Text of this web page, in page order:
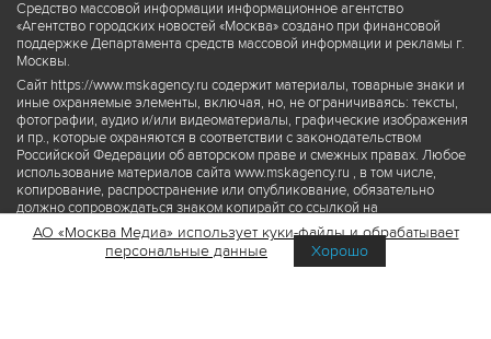
Средство массовой информации информационное агентство
«Агентство городских новостей «Москва» создано при финансовой
поддержке Департамента средств массовой информации и рекламы г.
Москвы.
Сайт https://www.mskagency.ru содержит материалы, товарные знаки и
иные охраняемые элементы, включая, но, не ограничиваясь: тексты,
фотографии, аудио и/или видеоматериалы, графические изображения
и пр., которые охраняются в соответствии с законодательством
Российской Федерации об авторском праве и смежных правах. Любое
использование материалов сайта www.mskagency.ru , в том числе,
копирование, распространение или опубликование, обязательно
должно сопровождаться знаком копирайт со ссылкой на
правообладателя © АО «Москва Медиа», а также гиперссылкой на сайт
www.mskagency.ru как на первоисточник информации. Переработка
материалов сайта www.mskagency.ru не допускается.
АО «Москва Медиа» использует куки-файлы и обрабатывает
персональные данные
Хорошо